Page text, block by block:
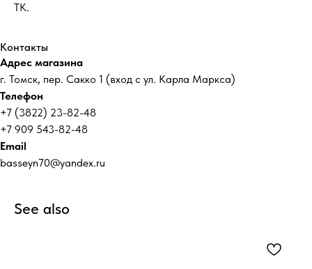
ТК.
Контакты
Адрес магазина
г. Томск, пер. Сакко 1 (вход с ул. Карла Маркса)
Телефон
+7 (3822) 23-82-48
+7 909 543-82-48
Email
basseyn70@yandex.ru
See also